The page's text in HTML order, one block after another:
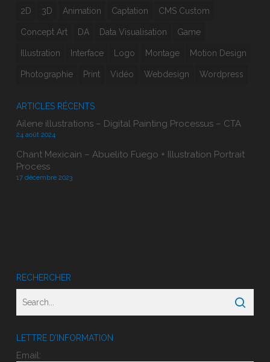
2D 3D Animation Captation CMS Custom
Concept Art DA Data Visualisation Game
Illustration Interface Logo Montage Motion Design
Photographie Print Vidéo Webdesign Wordpress
ARTICLES RÉCENTS
Ailene illustrations – Digital Painting Processus – CTA
24 août 2024
Chant Mexicain – Abuelito Fuego + Illustration Portrait
Process
17 décembre 2023
RECHERCHER
LETTRE D’INFORMATION
Email: